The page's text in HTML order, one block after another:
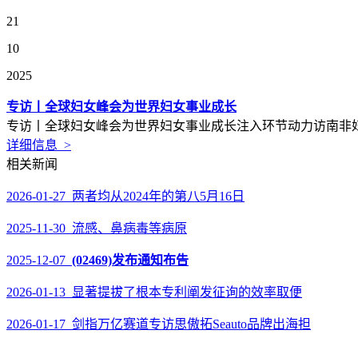
21
10
2025
专访丨全球妇女峰会为世界妇女事业成长
专访丨全球妇女峰会为世界妇女事业成长注入环节动力访南
详细信息 >
相关新闻
2026-01-27 两者均从2024年的第八5月16日
2025-11-30 流感、鼻病毒等病原
2025-12-07 (02469)发布通知布告
2026-01-13 显著提拔了根本专利阐发征询的效率取便
2026-01-17 剑指万亿赛道专访思傲拓Seauto品牌出海担